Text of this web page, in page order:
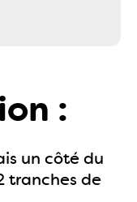
:
un côté du
tranches de